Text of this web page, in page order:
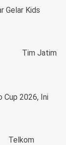
Gelar Kids
Tim Jatim
Cup 2026, Ini
Telkom